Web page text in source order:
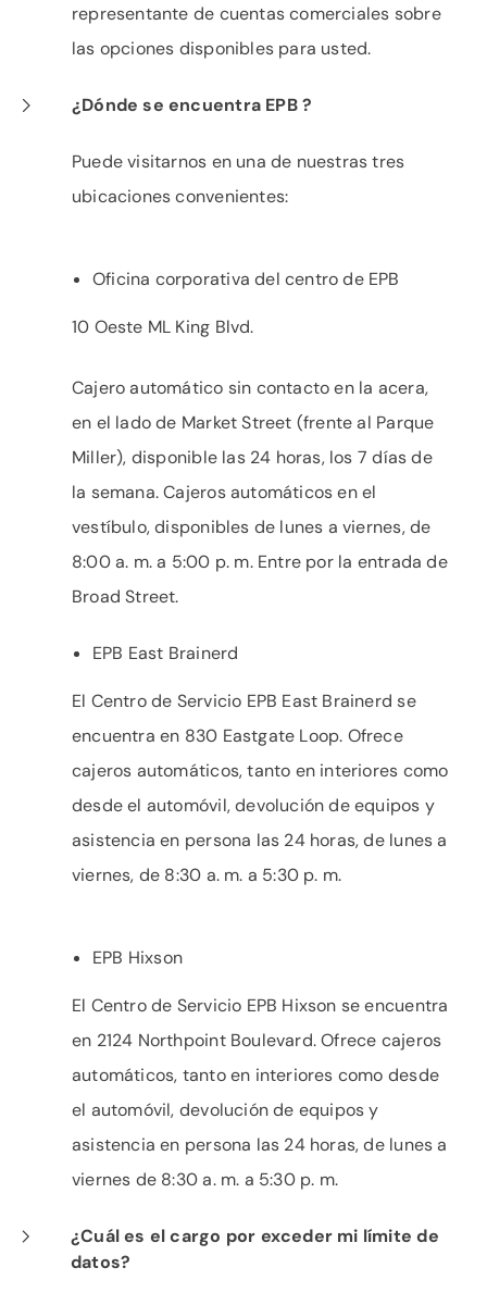
representante de cuentas comerciales sobre
las opciones disponibles para usted.
¿Dónde se encuentra EPB ?
Puede visitarnos en una de nuestras tres
ubicaciones convenientes:
Oficina corporativa del centro de EPB
10 Oeste ML King Blvd.
Cajero automático sin contacto en la acera,
en el lado de Market Street (frente al Parque
Miller), disponible las 24 horas, los 7 días de
la semana. Cajeros automáticos en el
vestíbulo, disponibles de lunes a viernes, de
8:00 a. m. a 5:00 p. m. Entre por la entrada de
Broad Street.
EPB East Brainerd
El Centro de Servicio EPB East Brainerd se
encuentra en 830 Eastgate Loop. Ofrece
cajeros automáticos, tanto en interiores como
desde el automóvil, devolución de equipos y
asistencia en persona las 24 horas, de lunes a
viernes, de 8:30 a. m. a 5:30 p. m.
EPB Hixson
El Centro de Servicio EPB Hixson se encuentra
en 2124 Northpoint Boulevard. Ofrece cajeros
automáticos, tanto en interiores como desde
el automóvil, devolución de equipos y
asistencia en persona las 24 horas, de lunes a
viernes de 8:30 a. m. a 5:30 p. m.
¿Cuál es el cargo por exceder mi límite de
datos?